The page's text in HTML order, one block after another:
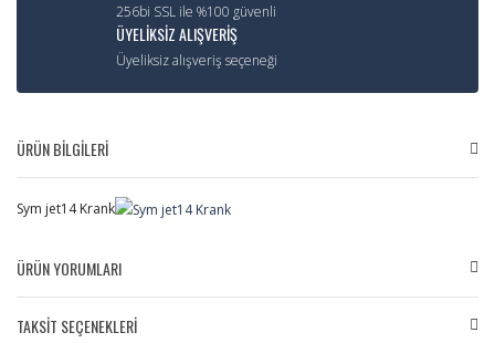
256bi SSL ile %100 güvenli
ÜYELİKSİZ ALIŞVERİŞ
Üyeliksiz alışveriş seçeneği
ÜRÜN BİLGİLERİ
Sym jet14 Krank
ÜRÜN YORUMLARI
TAKSİT SEÇENEKLERİ